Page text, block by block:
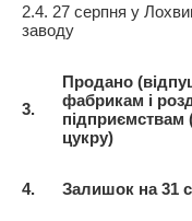
2.4. 27 серпня у
заводу
3.
Продано
фабрикам і
підприємствам
цукру)
4. Залишок на 31